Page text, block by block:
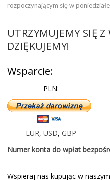
rozpoczynającym się w
UTRZYMUJEMY SIĘ
DZIĘKUJEMY!
Wsparcie:
PLN:
EUR, USD, GBP
Numer konta do wpłat
Wspieraj nas kupując w